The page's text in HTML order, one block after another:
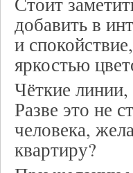
добавить в
и
яркостью
Чёткие
Разве это не
человека,
квартиру?